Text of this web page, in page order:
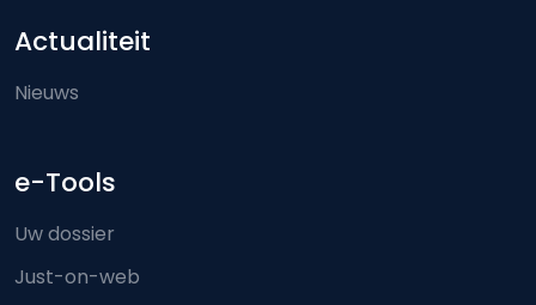
Actualiteit
Nieuws
e-Tools
Uw dossier
Just-on-web